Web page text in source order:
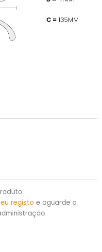
C = 135MM
registo e aguarde a